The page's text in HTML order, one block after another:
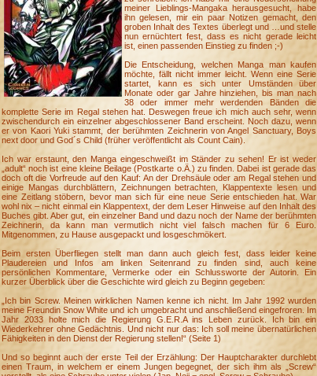
meiner Lieblings-Mangaka herausgesucht, habe
ihn gelesen, mir ein paar Notizen gemacht, den
groben Inhalt des Textes überlegt und …und stelle
nun ernüchtert fest, dass es nicht gerade leicht
ist, einen passenden Einstieg zu finden ;-)
Die Entscheidung, welchen Manga man kaufen
möchte, fällt nicht immer leicht. Wenn eine Serie
startet, kann es sich unter Umständen über
Monate oder gar Jahre hinziehen, bis man nach
38 oder immer mehr werdenden Bänden die
komplette Serie im Regal stehen hat. Deswegen freue ich mich auch sehr, wenn
zwischendurch ein einzelner abgeschlossener Band erscheint. Noch dazu, wenn
er von Kaori Yuki stammt, der berühmten Zeichnerin von Angel Sanctuary, Boys
next door und God´s Child (früher veröffentlicht als Count Cain).
Ich war erstaunt, den Manga eingeschweißt im Ständer zu sehen! Er ist weder
„adult“ noch ist eine kleine Beilage (Postkarte o.Ä.) zu finden. Dabei ist gerade das
doch oft die Vorfreude auf den Kauf: An der Drehsäule oder am Regal stehen und
einige Mangas durchblättern, Zeichnungen betrachten, Klappentexte lesen und
eine Zeitlang stöbern, bevor man sich für eine neue Serie entschieden hat. War
wohl nix – nicht einmal ein Klappentext, der dem Leser Hinweise auf den Inhalt des
Buches gibt. Aber gut, ein einzelner Band und dazu noch der Name der berühmten
Zeichnerin, da kann man vermutlich nicht viel falsch machen für 6 Euro.
Mitgenommen, zu Hause ausgepackt und losgeschmökert.
Beim ersten Überfliegen stellt man dann auch gleich fest, dass leider keine
Plaudereien und Infos am linken Seitenrand zu finden sind, auch keine
persönlichen Kommentare, Vermerke oder ein Schlussworte der Autorin. Ein
kurzer Überblick über die Geschichte wird gleich zu Beginn gegeben:
„Ich bin Screw. Meinen wirklichen Namen kenne ich nicht. Im Jahr 1992 wurden
meine Freundin Snow White und ich umgebracht und anschließend eingefroren. Im
Jahr 2033 holte mich die Regierung G.E.R.A ins Leben zurück. Ich bin ein
Wiederkehrer ohne Gedächtnis. Und nicht nur das: Ich soll meine übernatürlichen
Fähigkeiten in den Dienst der Regierung stellen!“ (Seite 1)
Und so beginnt auch der erste Teil der Erzählung: Der Hauptcharakter durchlebt
einen Traum, in welchem er einem Jungen begegnet, der sich ihm als „Screw“